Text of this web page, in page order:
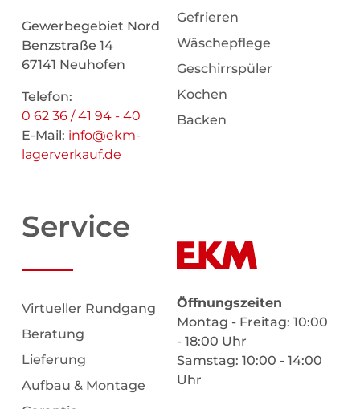
Gewerbegebiet Nord
Benzstraße 14
67141 Neuhofen
Telefon:
0 62 36 / 41 94 - 40
E-Mail: info@ekm-
lagerverkauf.de
Gefrieren
Wäschepflege
Geschirrspüler
Kochen
Backen
Service
Virtueller Rundgang
Beratung
Lieferung
Aufbau & Montage
Öffnungszeiten
Montag - Freitag: 10:00
- 18:00 Uhr
Samstag: 10:00 - 14:00
Uhr